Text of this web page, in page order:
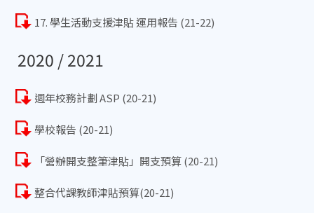
17. 學生活動支援津貼 運用報告 (21-22)
2020 / 2021
週年校務計劃 ASP (20-21)
學校報告 (20-21)
「營辦開支整筆津貼」開支預算 (20-21)
整合代課教師津貼預算(20-21)